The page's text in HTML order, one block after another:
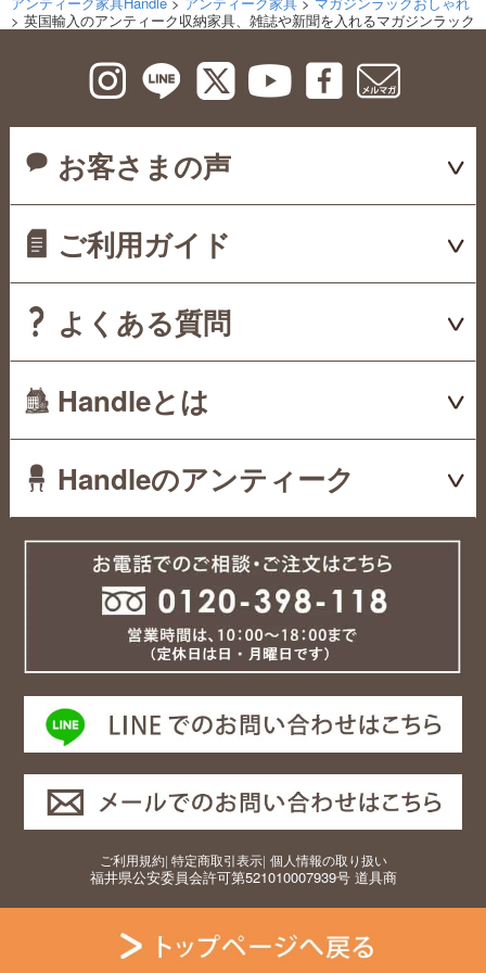
> 英国輸入のアンティーク収納家具、雑誌や新聞を入れるマガジンラック
お客さまの声
ご利用ガイド
よくある質問
Handleとは
Handleのアンティーク
ご利用規約| 特定商取引表示| 個人情報の取り扱い
福井県公安委員会許可第521010007939号 道具商